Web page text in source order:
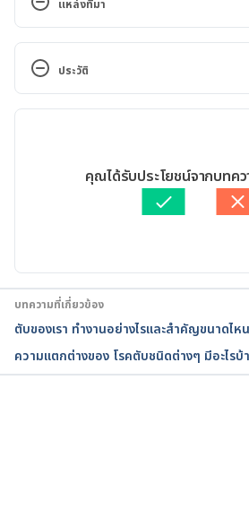
แหล่งที่มา
Liver failure. http://
disorders/cirrhosis-liver.
2016.
disease/cirrhosis/Pages/
November 03, 2016.
20187350. Accessed November
ประวัติ
เขียนโดย ธีรวิทย์ บุญราศรี
ตรวจสอบความถูกต้องของข้อมูลโดยที
Pattarapong Khuaphu
คุณได้รับประโยชน์จากบทค
บทความที่เกี่ยวข้อง
ตับของเรา ทำงานอย่างไรและสำคัญขนาดไห
ความแตกต่างของ โรคตับชนิดต่างๆ มีอะไรบ้